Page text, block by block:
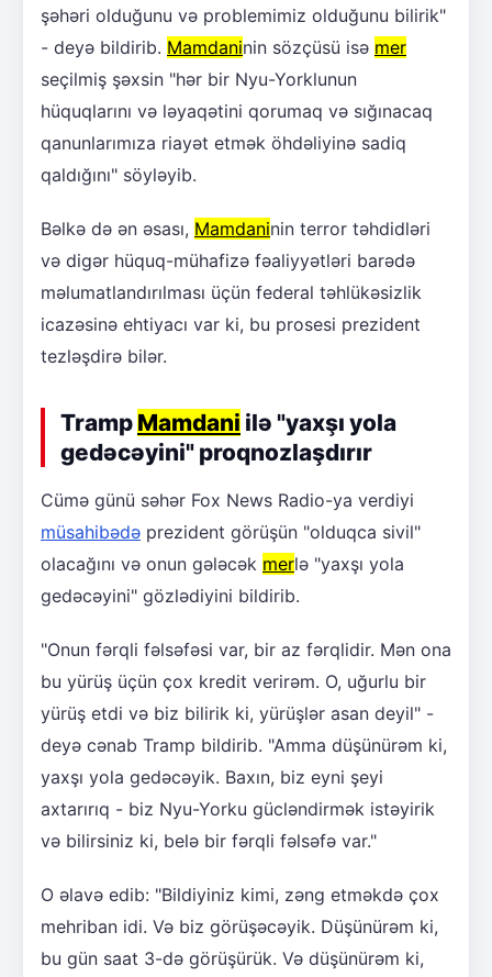
şəhəri olduğunu və problemimiz olduğunu bilirik"
- deyə bildirib. Mamdaninin sözçüsü isə mer
seçilmiş şəxsin "hər bir Nyu-Yorklunun
hüquqlarını və ləyaqətini qorumaq və sığınacaq
qanunlarımıza riayət etmək öhdəliyinə sadiq
qaldığını" söyləyib.
Bəlkə də ən əsası, Mamdaninin terror təhdidləri
və digər hüquq-mühafizə fəaliyyətləri barədə
məlumatlandırılması üçün federal təhlükəsizlik
icazəsinə ehtiyacı var ki, bu prosesi prezident
tezləşdirə bilər.
Tramp Mamdani ilə "yaxşı yola
gedəcəyini" proqnozlaşdırır
Cümə günü səhər Fox News Radio-ya verdiyi
müsahibədə prezident görüşün "olduqca sivil"
olacağını və onun gələcək merlə "yaxşı yola
gedəcəyini" gözlədiyini bildirib.
"Onun fərqli fəlsəfəsi var, bir az fərqlidir. Mən ona
bu yürüş üçün çox kredit verirəm. O, uğurlu bir
yürüş etdi və biz bilirik ki, yürüşlər asan deyil" -
deyə cənab Tramp bildirib. "Amma düşünürəm ki,
yaxşı yola gedəcəyik. Baxın, biz eyni şeyi
axtarırıq - biz Nyu-Yorku gücləndirmək istəyirik
və bilirsiniz ki, belə bir fərqli fəlsəfə var."
O əlavə edib: "Bildiyiniz kimi, zəng etməkdə çox
mehriban idi. Və biz görüşəcəyik. Düşünürəm ki,
bu gün saat 3-də görüşürük. Və düşünürəm ki,